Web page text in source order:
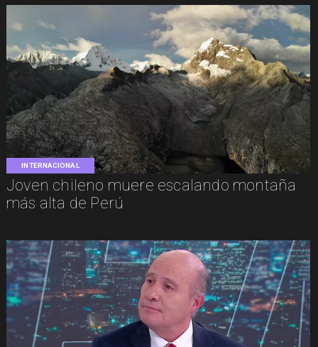
INTERNACIONAL
Joven chileno muere escalando montaña
más alta de Perú